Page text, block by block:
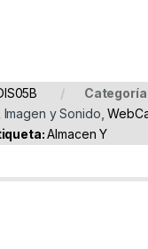
Imagen y Sonido ,
Almacen Y